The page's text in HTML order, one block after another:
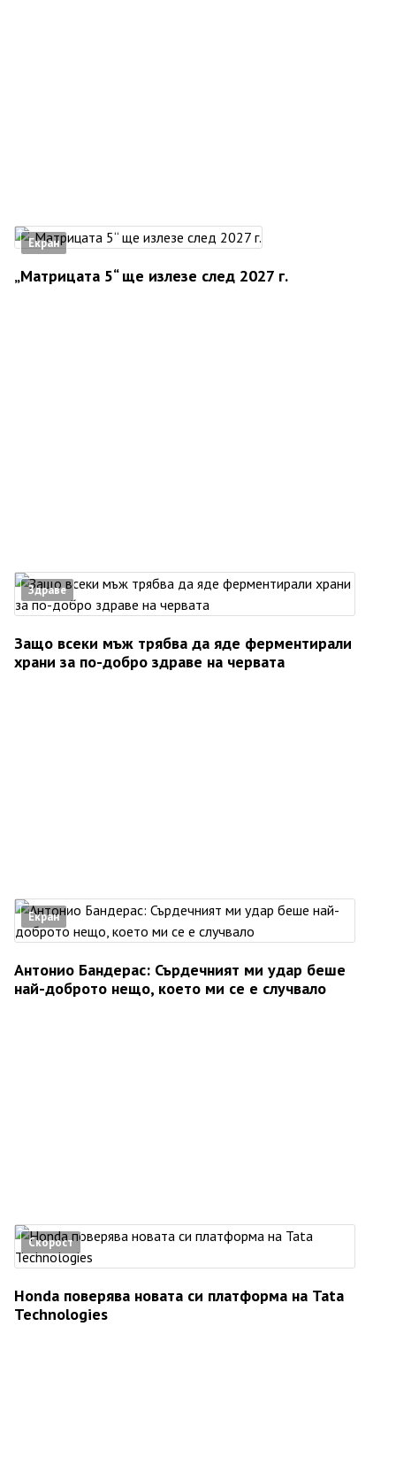
Екран
„Матрицата 5“ ще излезе след 2027 г.
Здраве
Защо всеки мъж трябва да яде ферментирали
храни за по-добро здраве на червата
Екран
Антонио Бандерас: Сърдечният ми удар беше
най-доброто нещо, което ми се е случвало
Скорост
Honda поверява новата си платформа на Tata
Technologies